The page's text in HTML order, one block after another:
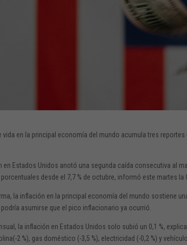
vida en la principal economía del mundo acumula tres
en Estados Unidos anotó una segunda caída consecutiva al
desde el 7,7 % de octubre, informó este martes
la inflación en la principal economía del mundo sostiene
asumirse que el pico inflacionario ya ocurrió.
la inflación en Estados Unidos solo subió un 0,1 %,
2 %), gas doméstico (-3,5 %), electricidad (-0,2 %) y